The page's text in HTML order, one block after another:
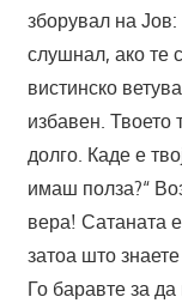
зборувал на
слушнал, ако те
вистинско
избавен. Твоето
долго. Каде е
имаш полза?“
вера! Сатаната
затоа што
Го баравте за